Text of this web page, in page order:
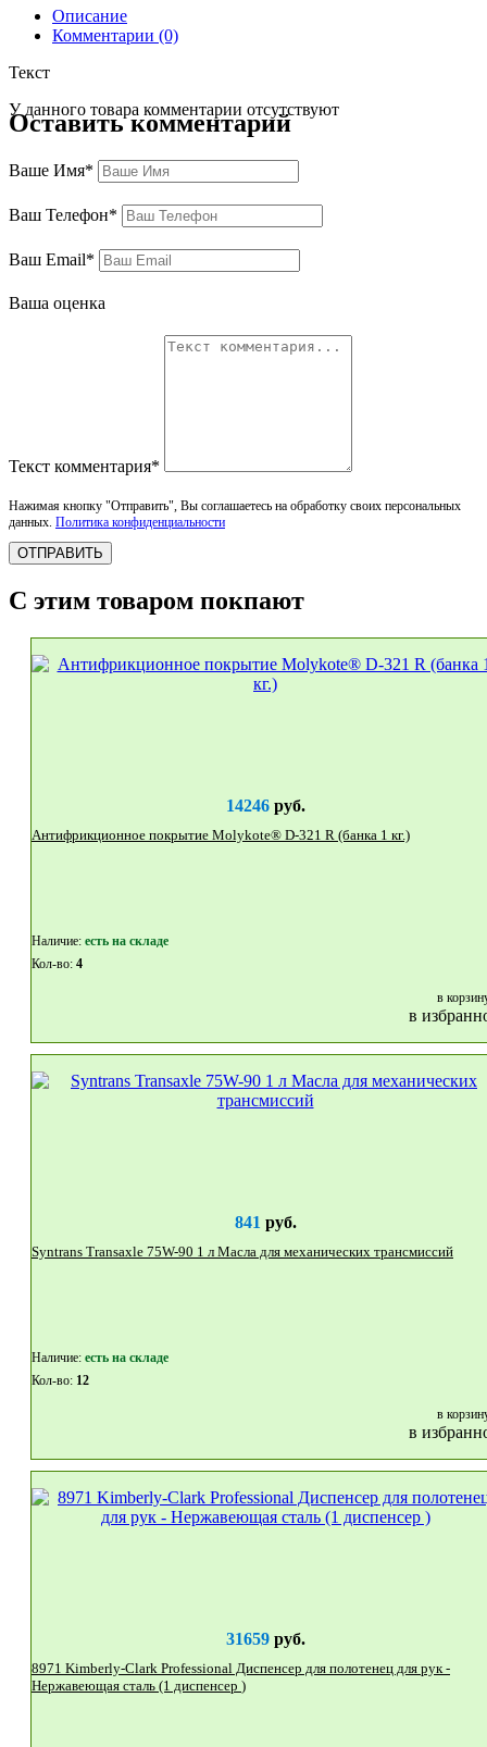
Описание
Комментарии (0)
Текст
У данного товара комментарии отсутствуют
Оставить комментарий
Ваше Имя*
Ваш Телефон*
Ваш Email*
Ваша оценка
Текст комментария*
Нажимая кнопку "Отправить", Вы соглашаетесь на обработку своих персональных
данных. Политика конфиденциальности
ОТПРАВИТЬ
С этим товаром покпают
14246руб.
Антифрикционное покрытие Molykote® D-321 R (банка 1 кг.)
Наличие: eсть на складе
Кол-во: 4
в
в
841 руб.
Syntrans Transaxle 75W-90 1 л Масла для механических трансмиссий
Наличие: eсть на складе
Кол-во: 12
в
в
31659руб.
8971 Kimberly-Clark Professional Диспенсер для полотенец для рук -
Нержавеющая сталь (1 диспенсер )